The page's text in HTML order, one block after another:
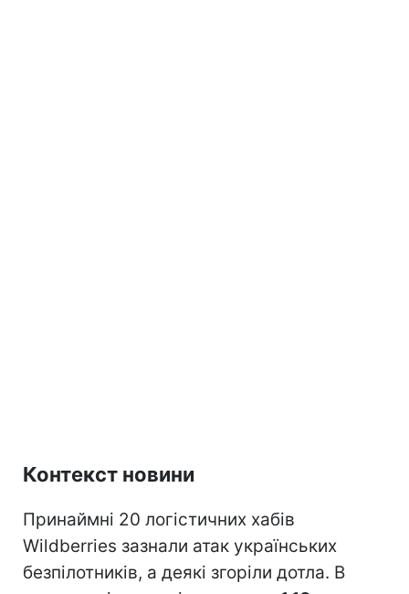
Контекст новини
Принаймні 20 логістичних хабів
Wildberries зазнали атак українських
безпілотників, а деякі згоріли дотла. В